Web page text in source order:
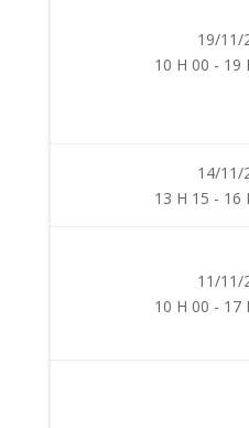
19/11/
10 H 00 - 19
14/11/
13 H 15 - 16
11/11/
10 H 00 - 17